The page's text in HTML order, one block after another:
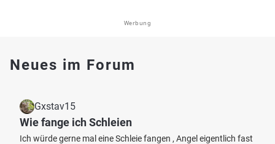
Werbung
Neues im Forum
Gxstav15
Wie fange ich Schleien
Ich würde gerne mal eine Schleie fangen , Angel eigentlich fast